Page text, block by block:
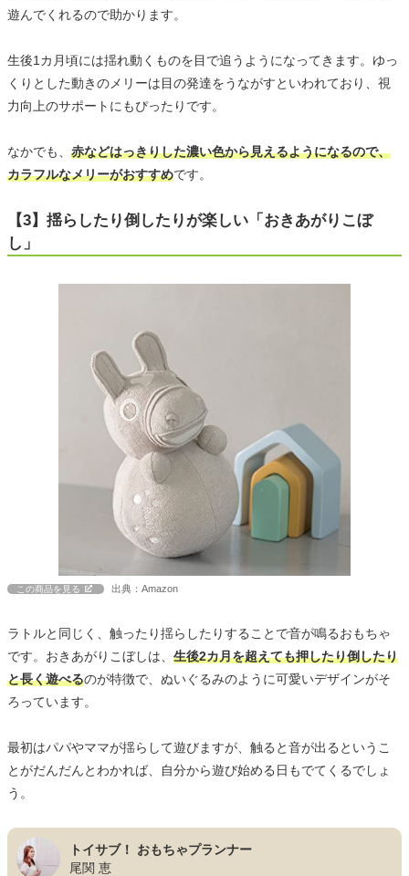
遊んでくれるので助かります。
生後1カ月頃には揺れ動くものを目で追うようになってきます。ゆっ
くりとした動きのメリーは目の発達をうながすといわれており、視
力向上のサポートにもぴったりです。
なかでも、 赤などはっきりした濃い色から見えるようになるので、
カラフルなメリーがおすすめです。
【3】揺らしたり倒したりが楽しい「おきあがりこぼ
し」
この商品を見る 出典：Amazon
ラトルと同じく、触ったり揺らしたりすることで音が鳴るおもちゃ
です。おきあがりこぼしは、 生後2カ月を超えても押したり倒したり
と長く遊べるのが特徴で、ぬいぐるみのように可愛いデザインがそ
ろっています。
最初はパパやママが揺らして遊びますが、触ると音が出るというこ
とがだんだんとわかれば、自分から遊び始める日もでてくるでしょ
う。
トイサブ！ おもちゃプランナー
尾関 恵